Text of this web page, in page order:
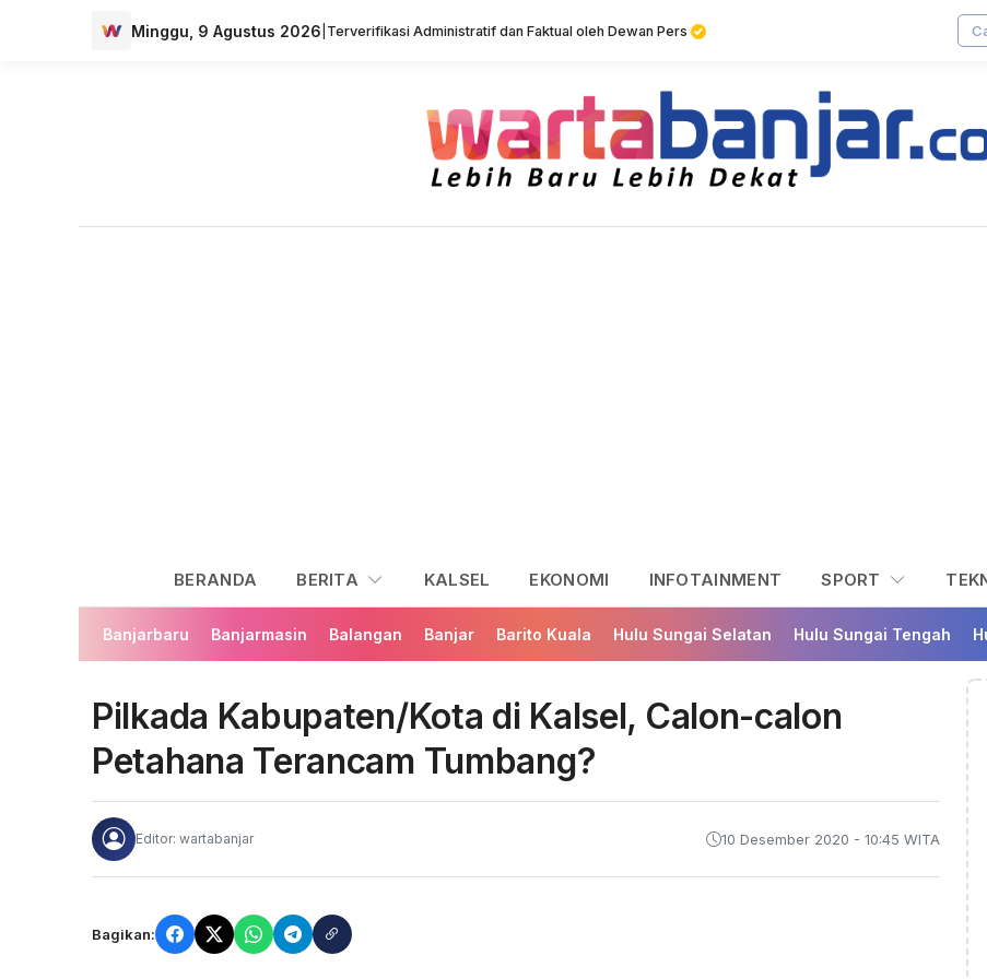
Minggu, 9 Agustus 2026 Terverifikasi Administratif dan Faktual oleh Dewan Pers
BERANDA BERITA KALSEL EKONOMI INFOTAINMENT SPORT
Banjarbaru Banjarmasin Balangan Banjar Barito Kuala Hulu Sungai Selatan Hulu Sungai Tengah
Pilkada Kabupaten/Kota di Kalsel, Calon-calon
Petahana Terancam Tumbang?
Editor: wartabanjar 10 Desember 2020 - 10:45 WITA
Bagikan: